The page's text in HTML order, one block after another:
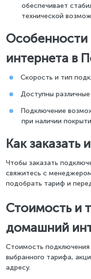
обеспечивает
технической
интернета в
Скорость и тип
Доступны
Подключение
при наличии
Как заказать
Чтобы заказать
свяжитесь с
подобрать тариф и
Стоимость и
домашний
Стоимость подключения
выбранного тарифа,
адресу.